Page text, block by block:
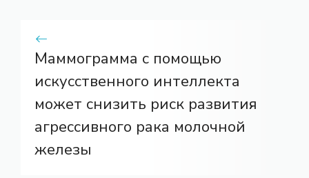
Маммограмма с помощью
искусственного интеллекта
может снизить риск развития
агрессивного рака молочной
железы